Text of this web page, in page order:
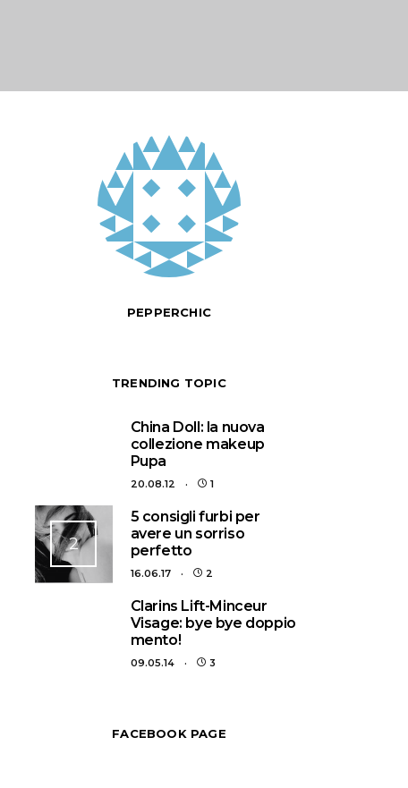
PEPPERCHIC
TRENDING TOPIC
China Doll: la nuova
collezione makeup
Pupa
20.08.12 1
2
5 consigli furbi per
avere un sorriso
perfetto
16.06.17 2
Clarins Lift-Minceur
Visage: bye bye doppio
mento!
09.05.14 3
FACEBOOK PAGE